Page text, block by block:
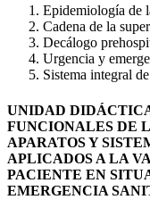
Epidemiología de
Cadena de la
Decálogo
Urgencia y
Sistema integral
UNIDAD
FUNCIONALES DE
APARATOS Y
APLICADOS A LA
PACIENTE EN
EMERGENCIA